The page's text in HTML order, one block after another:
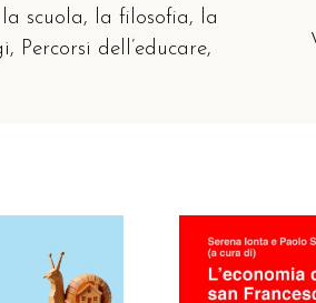
scuola, la filosofia, la
Percorsi dell’educare,